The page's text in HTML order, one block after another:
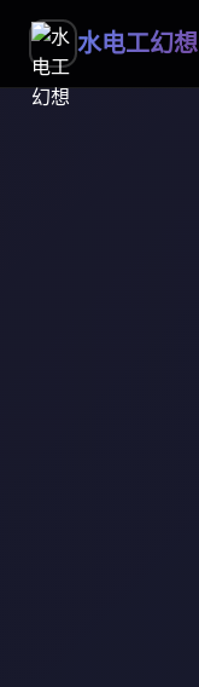
水电工幻想